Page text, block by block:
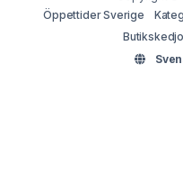
Öppettider Sverige